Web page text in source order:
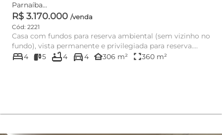
Parnaíba...
R$ 3.170.000 /venda
Cód: 2221
Casa com fundos para reserva ambiental (sem vizinho no
fundo), vista permanente e privilegiada para reserva.
Sendo com 4...
bed4 5 bathtub4 directions_car4 other_houses306 m² fullscreen360 m²